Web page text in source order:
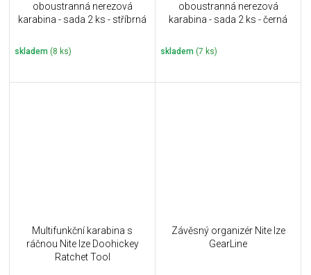
oboustranná nerezová
karabina - sada 2 ks - stříbrná
skladem (8 ks)
oboustranná nerezová
karabina - sada 2 ks - černá
skladem (7 ks)
Multifunkční karabina s
ráčnou Nite Ize Doohickey
Ratchet Tool
Závěsný organizér Nite Ize
GearLine